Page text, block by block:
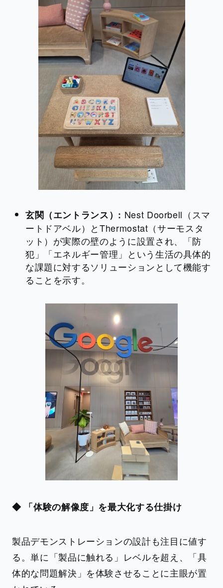
玄関（エントランス）: Nest Doorbell（スマ
ートドアベル）とThermostat（サーモスタ
ット）が実際の壁のように設置され、「防
犯」「エネルギー管理」という生活の具体的
な課題に対するソリューションとして機能す
ることを示す。
◆ 「体験の解像度」を最大化する仕掛け
製品デモンストレーションの設計も注目に値す
る。単に「製品に触れる」レベルを超え、「具
体的な問題解決」を体験させることに主眼が置